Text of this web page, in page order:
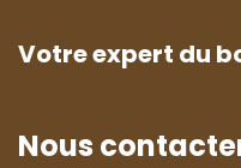
Votre expert du
Nous